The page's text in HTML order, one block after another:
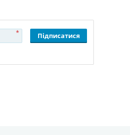
* Підписатися